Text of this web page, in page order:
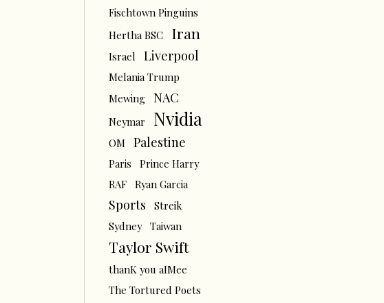
Fischtown Pinguins
Hertha BSC
Iran
Israel Liverpool
Melania Trump
Mewing
NAC
Neymar Nvidia
OM Palestine
Paris
Prince Harry
RAF
Ryan Garcia
Sports
Streik
Sydney
Taiwan
Taylor Swift
thanK you aIMee
The Tortured Poets